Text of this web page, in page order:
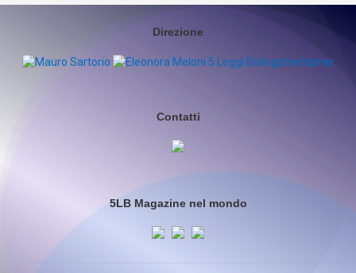
Direzione
Contatti
5LB Magazine nel mondo